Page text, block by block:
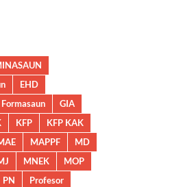
EHD
Formasaun
GIA
KFP
KFP KAK
MAPPF
MD
MNEK
MOP
PN
Profesor